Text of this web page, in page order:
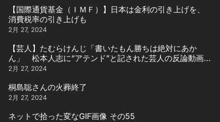
【国際通貨基金（ＩＭＦ）】日本は金利の引き上げを、
消費税率の引き上げも
2月 27, 2024
【芸人】たむらけんじ「書いたもん勝ちは絶対にあか
ん」 松本人志に“アテンド”と記された芸人の反論動画引
用
2月 27, 2024
桐島聡さんの火葬終了
2月 27, 2024
ネットで拾った変なGIF画像 その55